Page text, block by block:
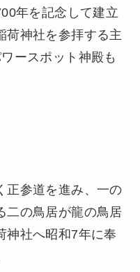
年を記念して建立
荷神社を参拝する主
ースポット神殿も
正参道を進み、一の
二の鳥居が龍の鳥居
神社へ昭和7年に奉